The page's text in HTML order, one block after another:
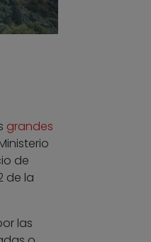
grandes
de
de la
las